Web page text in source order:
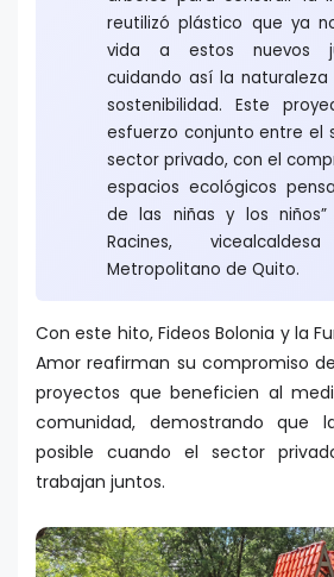
reutilizó plástico que ya
vida a estos nuevos
cuidando así la
sostenibilidad. Este
esfuerzo conjunto entre el
sector privado, con el
espacios ecológicos
de las niñas y los niños”
Racines,
Metropolitano de Quito.
Con este hito, Fideos Bolonia y la
Amor reafirman su compromiso
proyectos que beneficien al
comunidad, demostrando que
posible cuando el sector
trabajan juntos.